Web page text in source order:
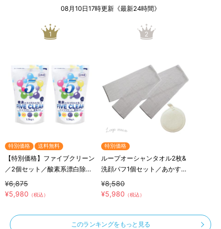
08月10日17時更新《最新24時間》
1
特別価格 送料無料
【特別価格】ファイブクリーン
／2個セット／酸素系漂白除菌
洗浄剤(送料無料)
¥6,875
¥5,980 （税込）
2
特別価格
ループオーシャンタオル2枚&
洗顔パフ1個セット／あかすり
タオル
¥8,580
¥5,980 （税込）
このランキングをもっと見る